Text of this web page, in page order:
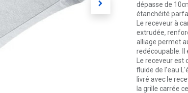
dépasse de
étanchéité
Le receveur à
extrudée,
alliage permet
redécoupable. Il
Le receveur
fluide de l'eau
livré avec le
la grille carrée